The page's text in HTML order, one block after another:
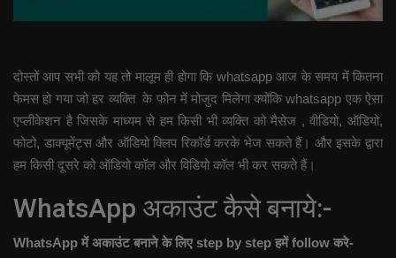
दोस्तों आप सभी को यह तो मालूम ही होगा कि whatsapp आज के समय में कितना
फेमस हो गया जो हर व्यक्ति के फोन में मोजुद मिलेगा क्योंकि whatsapp एक ऐसा
एप्लीकेशन है जिसके माध्यम से हम किसी भी व्यक्ति को मैसेज , वीडियो, ऑडियो,
फोटो, डाक्यूमेंट्स और ऑडियो क्लिप रिकॉर्ड करके भेज सकते हैं। और इसके द्वारा
हम किसी दूसरे को ऑडियो कॉल और विडियो कॉल भी कर सकते हैं।
WhatsApp अकाउंट कैसे बनाये:-
WhatsApp में अकाउंट बनाने के लिए step by step हमें follow करे-